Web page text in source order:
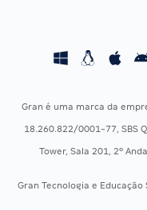
Concursos Fiscais
Residência
Gran é uma marca da
18.260.822/0001-77, SBS
Tower, Sala 201, 2º
Gran Tecnologia e